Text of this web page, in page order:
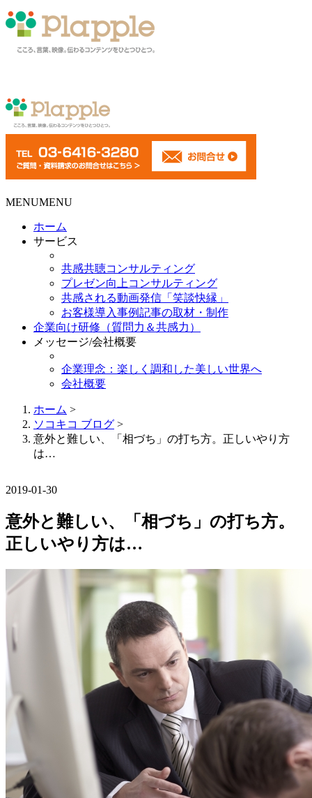
MENUMENU
ホーム
サービス
共感共聴コンサルティング
プレゼン向上コンサルティング
共感される動画発信「笑談快縁」
お客様導入事例記事の取材・制作
企業向け研修（質問力＆共感力）
メッセージ/会社概要
企業理念：楽しく調和した美しい世界へ
会社概要
ホーム >
ソコキコ ブログ >
意外と難しい、「相づち」の打ち方。正しいやり方
は…
2019-01-30
意外と難しい、「相づち」の打ち方。
正しいやり方は…